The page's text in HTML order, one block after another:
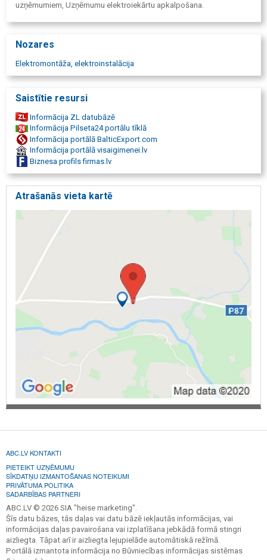
uzņēmumiem, Uzņēmumu elektroiekārtu apkalpošana.
Nozares
Elektromontāža, elektroinstalācija
Saistītie resursi
Informācija ZL datubāzē
Informācija Pilseta24 portālu tīklā
Informācija portālā BalticExport.com
Informācija portālā visaigimenei.lv
Biznesa profils firmas.lv
Atrašanās vieta kartē
ABC.LV KONTAKTI
PIETEIKT UZŅĒMUMU
SĪKDATŅU IZMANTOŠANAS NOTEIKUMI
PRIVĀTUMA POLITIKA
SADARBĪBAS PARTNERI
ABC.LV © 2026 SIA "heise marketing".
Šīs datu bāzes, tās daļas vai datu bāzē iekļautās informācijas, vai
informācijas daļas pavairošana vai izplatīšana jebkādā formā stingri
aizliegta. Tāpat arī ir aizliegta lejupielāde automātiskā režīmā.
Portālā izmantota informācija no Būvniecības informācijas sistēmas